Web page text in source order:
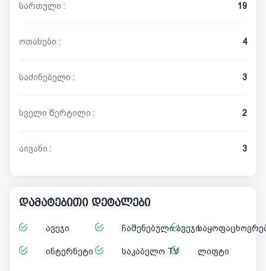
სართული : 19
ოთახები : 4
საძინებელი : 3
სველი წერტილი : 2
აივანი : 3
დამატებითი დეტალები
ავეჯი ჩაშენებული ავეჯი
ინტერნეტი საკაბელო TV ლიფტი